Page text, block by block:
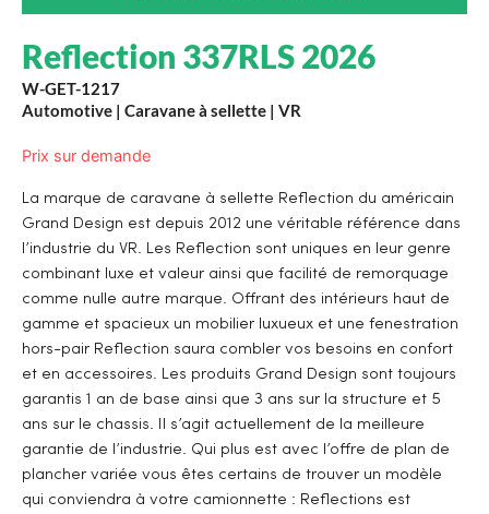
Reflection 337RLS 2026
W-GET-1217
Automotive | Caravane à sellette | VR
Prix sur demande
La marque de caravane à sellette Reflection du américain
Grand Design est depuis 2012 une véritable référence dans
l’industrie du VR. Les Reflection sont uniques en leur genre
combinant luxe et valeur ainsi que facilité de remorquage
comme nulle autre marque. Offrant des intérieurs haut de
gamme et spacieux un mobilier luxueux et une fenestration
hors-pair Reflection saura combler vos besoins en confort
et en accessoires. Les produits Grand Design sont toujours
garantis 1 an de base ainsi que 3 ans sur la structure et 5
ans sur le chassis. Il s’agit actuellement de la meilleure
garantie de l’industrie. Qui plus est avec l’offre de plan de
plancher variée vous êtes certains de trouver un modèle
qui conviendra à votre camionnette : Reflections est